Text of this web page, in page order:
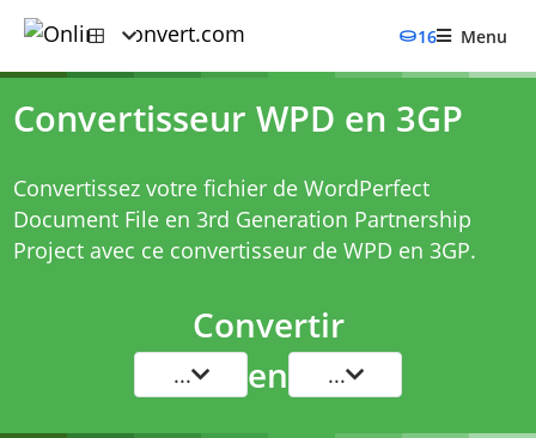
16 Menu
Convertisseur WPD en 3GP
Convertissez votre fichier de WordPerfect
Document File en 3rd Generation Partnership
Project avec ce convertisseur de WPD en 3GP.
Convertir
... en ...